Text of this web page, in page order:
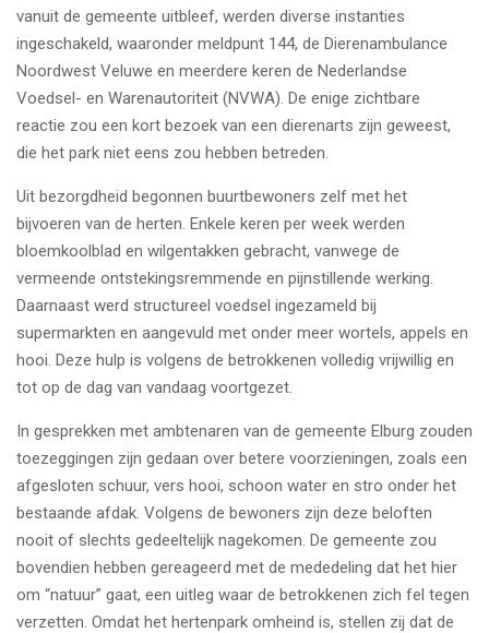
vanuit de gemeente uitbleef, werden diverse instanties
ingeschakeld, waaronder meldpunt 144, de Dierenambulance
Noordwest Veluwe en meerdere keren de Nederlandse
Voedsel- en Warenautoriteit (NVWA). De enige zichtbare
reactie zou een kort bezoek van een dierenarts zijn geweest,
die het park niet eens zou hebben betreden.
Uit bezorgdheid begonnen buurtbewoners zelf met het
bijvoeren van de herten. Enkele keren per week werden
bloemkoolblad en wilgentakken gebracht, vanwege de
vermeende ontstekingsremmende en pijnstillende werking.
Daarnaast werd structureel voedsel ingezameld bij
supermarkten en aangevuld met onder meer wortels, appels en
hooi. Deze hulp is volgens de betrokkenen volledig vrijwillig en
tot op de dag van vandaag voortgezet.
In gesprekken met ambtenaren van de gemeente Elburg zouden
toezeggingen zijn gedaan over betere voorzieningen, zoals een
afgesloten schuur, vers hooi, schoon water en stro onder het
bestaande afdak. Volgens de bewoners zijn deze beloften
nooit of slechts gedeeltelijk nagekomen. De gemeente zou
bovendien hebben gereageerd met de mededeling dat het hier
om “natuur” gaat, een uitleg waar de betrokkenen zich fel tegen
verzetten. Omdat het hertenpark omheind is, stellen zij dat de